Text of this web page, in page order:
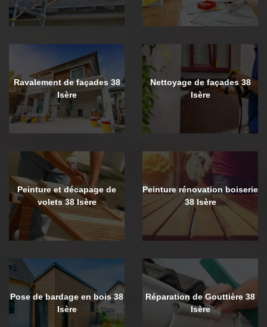
Ravalement de façades 38
Isère
Nettoyage de façades 38
Isère
Peinture et décapage de
volets 38 Isère
Peinture rénovation boiserie
38 Isère
Pose de bardage en bois 38
Isère
Réparation de Gouttière 38
Isère